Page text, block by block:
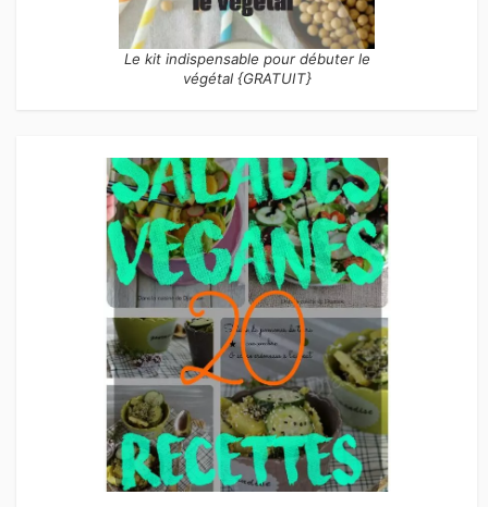
Le kit indispensable pour débuter le
végétal {GRATUIT}